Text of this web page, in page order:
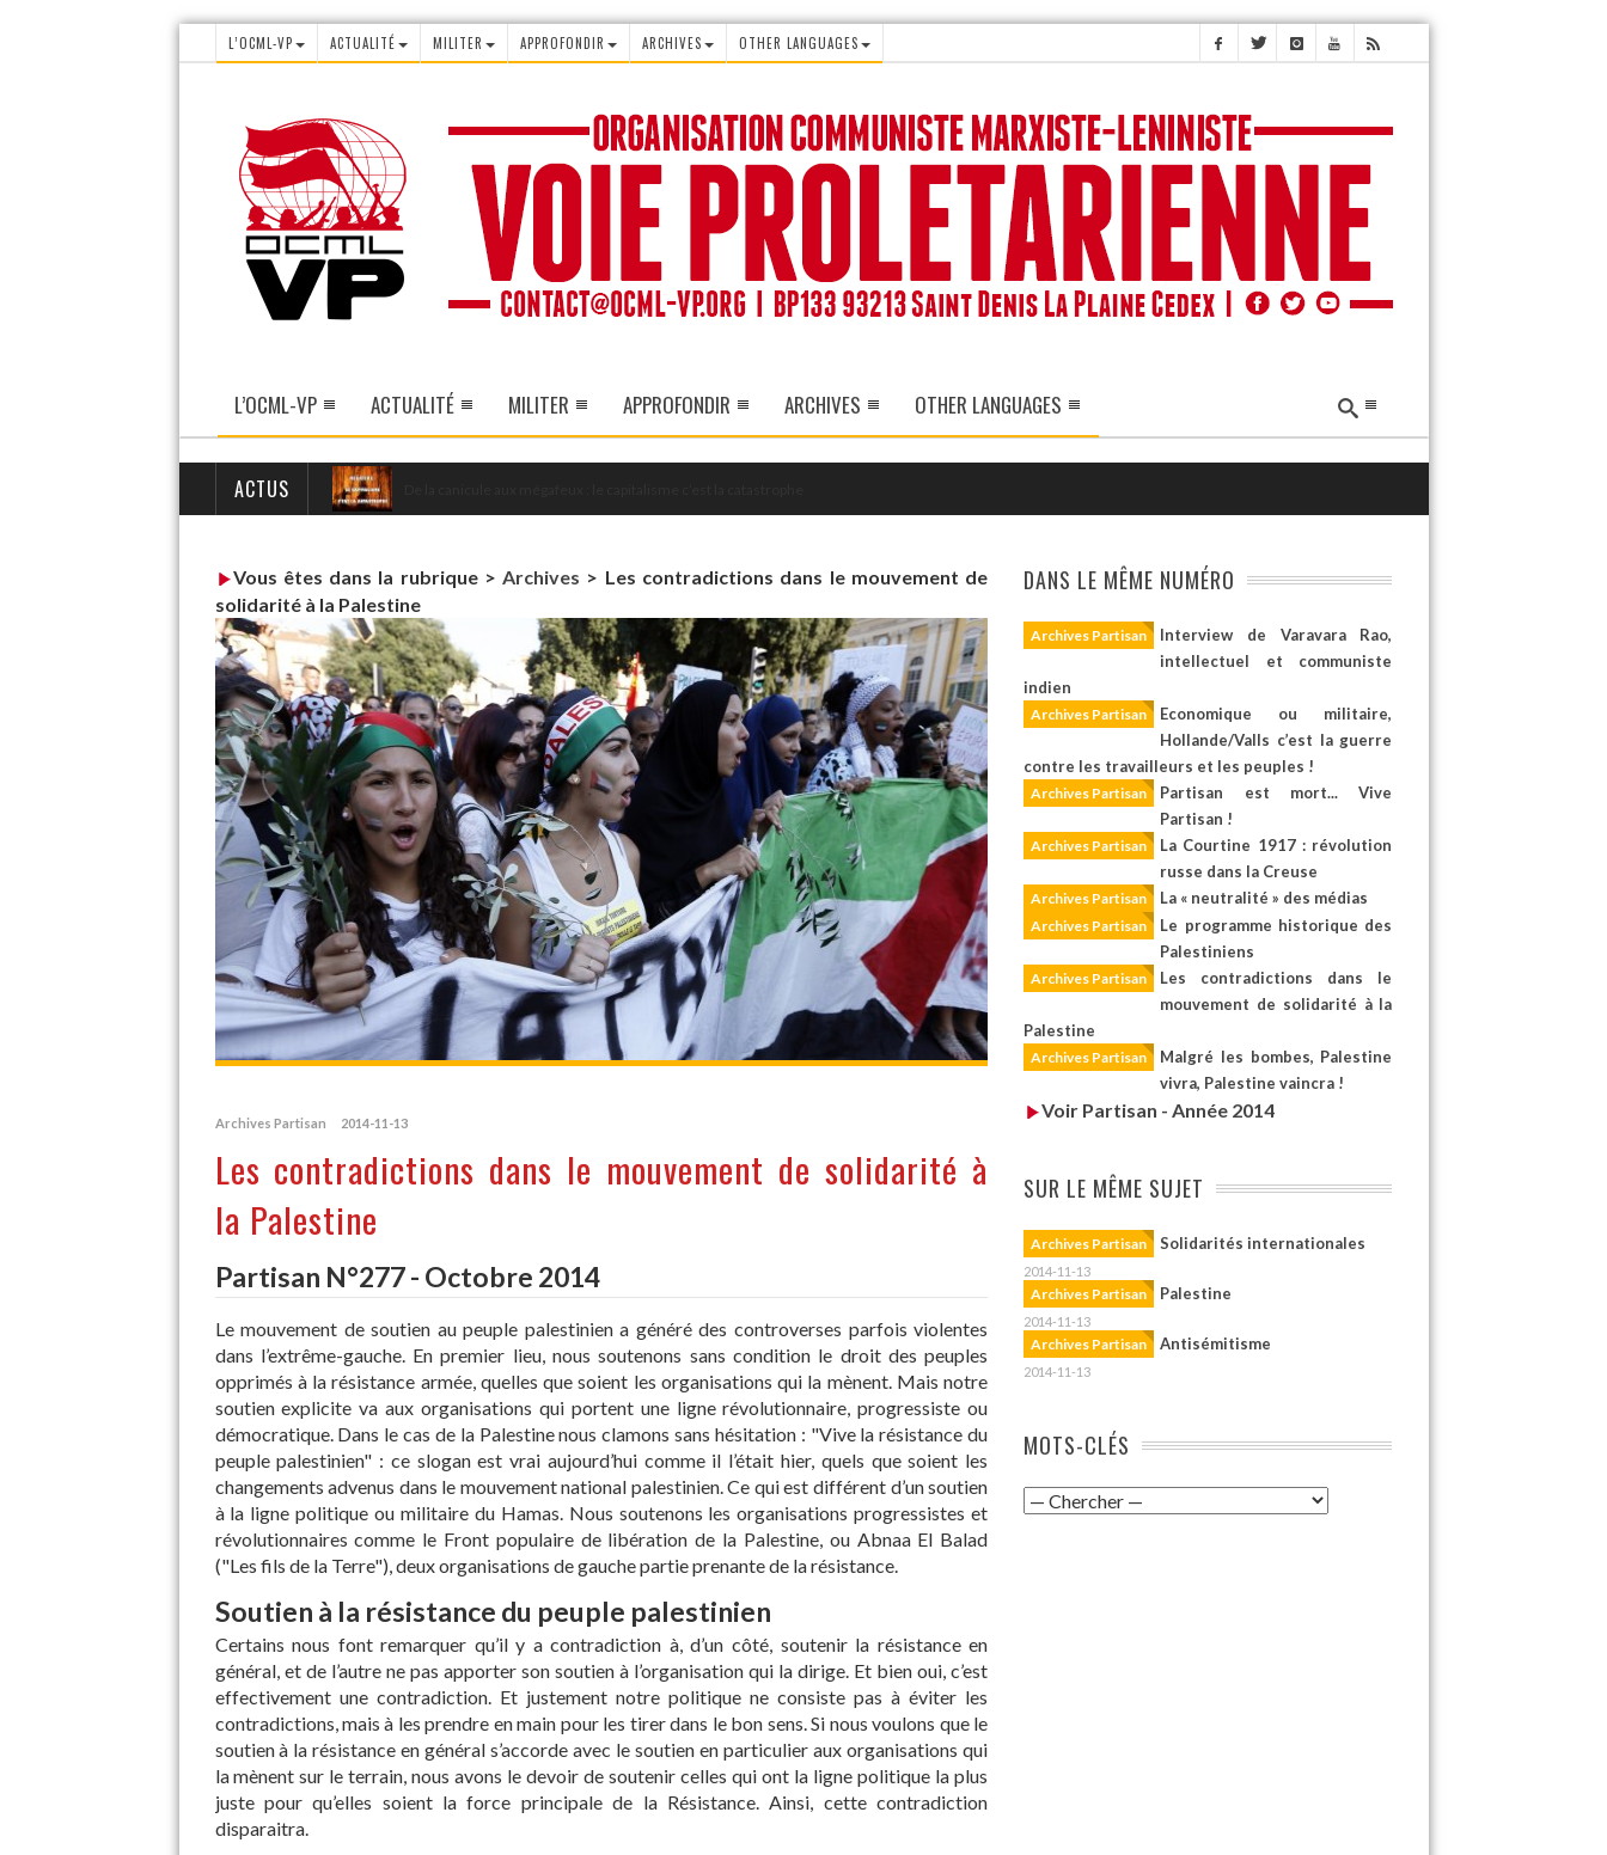
L’OCML-VP ACTUALITÉ MILITER APPROFONDIR ARCHIVES OTHER LANGUAGES
L’OCML-VP ACTUALITÉ MILITER APPROFONDIR ARCHIVES OTHER LANGUAGES
ACTUS
Vous êtes dans la rubrique > Archives > Les contradictions dans le mouvement de
solidarité à la Palestine
Archives Partisan 2014-11-13
Les contradictions dans le mouvement de solidarité à
la Palestine
Partisan N°277 - Octobre 2014
Le mouvement de soutien au peuple palestinien a généré des controverses parfois violentes
dans l’extrême-gauche. En premier lieu, nous soutenons sans condition le droit des peuples
opprimés à la résistance armée, quelles que soient les organisations qui la mènent. Mais notre
soutien explicite va aux organisations qui portent une ligne révolutionnaire, progressiste ou
démocratique. Dans le cas de la Palestine nous clamons sans hésitation : "Vive la résistance du
peuple palestinien" : ce slogan est vrai aujourd’hui comme il l’était hier, quels que soient les
changements advenus dans le mouvement national palestinien. Ce qui est différent d’un soutien
à la ligne politique ou militaire du Hamas. Nous soutenons les organisations progressistes et
révolutionnaires comme le Front populaire de libération de la Palestine, ou Abnaa El Balad
("Les fils de la Terre"), deux organisations de gauche partie prenante de la résistance.
Soutien à la résistance du peuple palestinien
Certains nous font remarquer qu’il y a contradiction à, d’un côté, soutenir la résistance en
général, et de l’autre ne pas apporter son soutien à l’organisation qui la dirige. Et bien oui, c’est
effectivement une contradiction. Et justement notre politique ne consiste pas à éviter les
contradictions, mais à les prendre en main pour les tirer dans le bon sens. Si nous voulons que le
soutien à la résistance en général s’accorde avec le soutien en particulier aux organisations qui
la mènent sur le terrain, nous avons le devoir de soutenir celles qui ont la ligne politique la plus
juste pour qu’elles soient la force principale de la Résistance. Ainsi, cette contradiction
disparaitra.
DANS LE MÊME NUMÉRO
Archives Partisan
Interview de Varavara Rao,
intellectuel et communiste
indien
Archives Partisan
Economique ou militaire,
Hollande/Valls c’est la guerre
contre les travailleurs et les peuples !
Archives Partisan
Partisan est mort... Vive
Partisan !
Archives Partisan
La Courtine 1917 : révolution
russe dans la Creuse
Archives Partisan La « neutralité » des médias
Archives Partisan
Le programme historique des
Palestiniens
Archives Partisan
Les contradictions dans le
mouvement de solidarité à la
Palestine
Archives Partisan
Malgré les bombes, Palestine
vivra, Palestine vaincra !
Voir Partisan - Année 2014
SUR LE MÊME SUJET
Archives Partisan Solidarités internationales
2014-11-13
Archives Partisan Palestine
2014-11-13
Archives Partisan Antisémitisme
2014-11-13
MOTS-CLÉS